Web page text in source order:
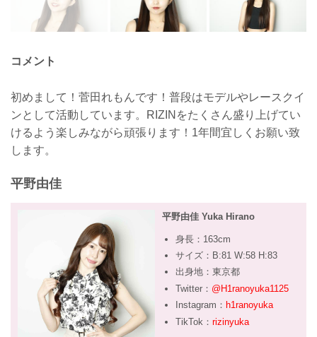
コメント
初めまして！菅田れもんです！普段はモデルやレースクイ
ンとして活動しています。RIZINをたくさん盛り上げてい
けるよう楽しみながら頑張ります！1年間宜しくお願い致
します。
平野由佳
平野由佳 Yuka Hirano
身長：163cm
サイズ：B:81 W:58 H:83
出身地：東京都
Twitter： @H1ranoyuka1125
Instagram： h1ranoyuka
TikTok： rizinyuka